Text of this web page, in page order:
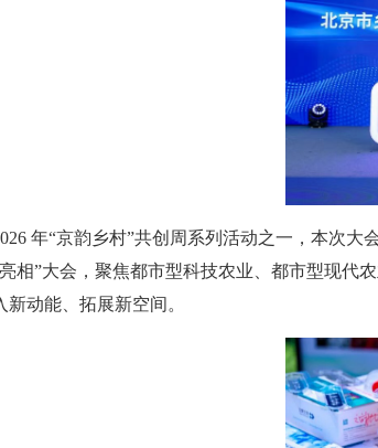
年“京韵乡村”共创周系列活动之一，本次大
相”大会，聚焦都市型科技农业、都市型现代
动能、拓展新空间。